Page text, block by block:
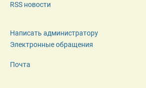
RSS новости
Написать администратору
Электронные обращения
Почта